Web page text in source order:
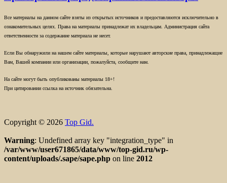
Все материалы на данном сайте взяты из открытых источников и предоставляются исключительно в
ознакомительных целях. Права на материалы принадлежат их владельцам. Администрация сайта
ответственности за содержание материала не несет.
Если Вы обнаружили на нашем сайте материалы, которые нарушают авторские права, принадлежащие
Вам, Вашей компании или организации, пожалуйста, сообщите нам.
На сайте могут быть опубликованы материалы 18+!
При цитировании ссылка на источник обязательна.
Copyright © 2026 Top Gid.
Warning: Undefined array key "integration_type" in
/var/www/user671865/data/www/top-gid.ru/wp-
content/uploads/.sape/sape.php on line 2012